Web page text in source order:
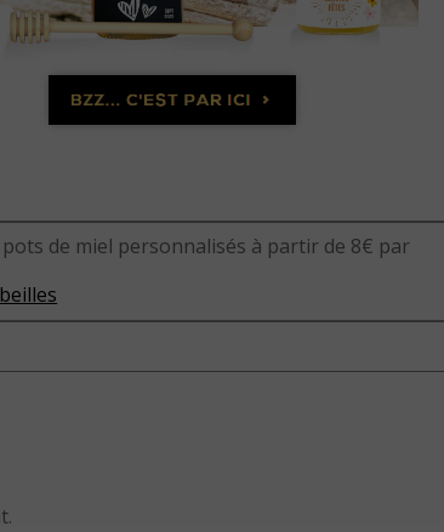
de miel personnalisés à partir de 8€ par